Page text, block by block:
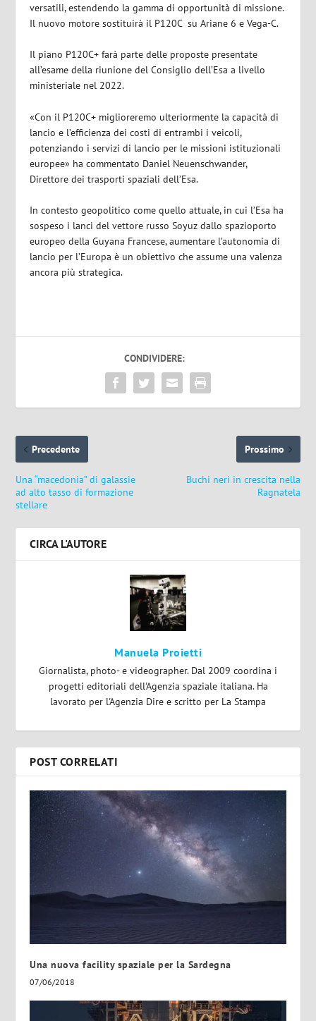
versatili, estendendo la gamma di opportunità di missione.
Il nuovo motore sostituirà il P120C su Ariane 6 e Vega-C.
Il piano P120C+ farà parte delle proposte presentate
all’esame della riunione del Consiglio dell’Esa a livello
ministeriale nel 2022.
«Con il P120C+ miglioreremo ulteriormente la capacità di
lancio e l’efficienza dei costi di entrambi i veicoli,
potenziando i servizi di lancio per le missioni istituzionali
europee» ha commentato Daniel Neuenschwander,
Direttore dei trasporti spaziali dell’Esa.
In contesto geopolitico come quello attuale, in cui l’Esa ha
sospeso i lanci del vettore russo Soyuz dallo spazioporto
europeo della Guyana Francese, aumentare l’autonomia di
lancio per l’Europa è un obiettivo che assume una valenza
ancora più strategica.
CONDIVIDERE:
Precedente
Una “macedonia” di galassie
ad alto tasso di formazione
stellare
Prossimo
Buchi neri in crescita nella
Ragnatela
CIRCA L'AUTORE
Manuela Proietti
Giornalista, photo- e videographer. Dal 2009 coordina i
progetti editoriali dell'Agenzia spaziale italiana. Ha
lavorato per l'Agenzia Dire e scritto per La Stampa
POST CORRELATI
Una nuova facility spaziale per la Sardegna
07/06/2018